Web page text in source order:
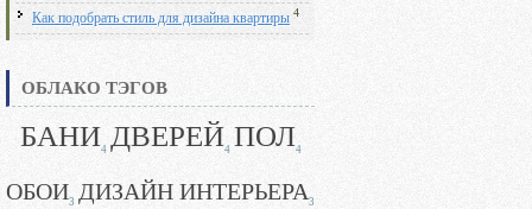
Как подобрать стиль для дизайна квартиры 4
ОБЛАКО ТЭГОВ
БАНИ4 ДВЕРЕЙ4 ПОЛ4
ОБОИ3 ДИЗАЙН ИНТЕРЬЕРА3